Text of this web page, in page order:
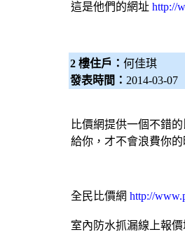
這是他們的網址 http://
2 樓住戶： 何佳琪
發表時間： 2014-03-07
比價網提供一個不錯
給你，才不會浪費你
全民比價網 http://
室內防水抓漏線上報價